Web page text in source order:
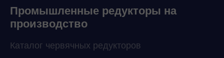
Промышленные редукторы на
производство
Каталог червячных редукторов